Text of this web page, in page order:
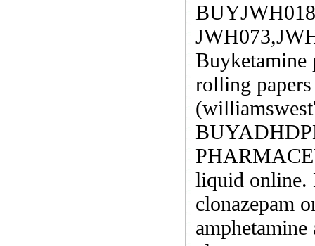
rolling
liquid online.
clonazepam